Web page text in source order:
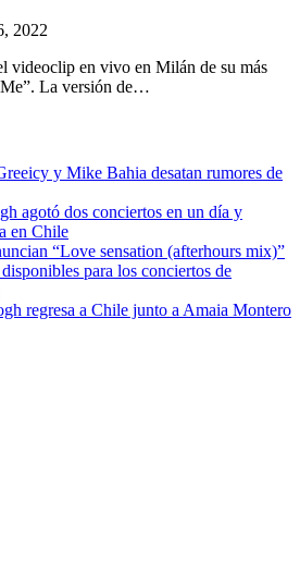
2022
videoclip en vivo en Milán de su más
La versión de…
y Mike Bahia desatan rumores de
agotó dos conciertos en un día y
en Chile
“Love sensation (afterhours mix)”
para los conciertos de
regresa a Chile junto a Amaia Montero